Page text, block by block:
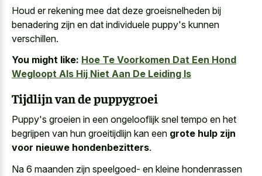
Houd errekening mee dat deze groeisnelheden bij
benadering zijn en dat individuele puppy's kunnen
verschillen.
You might like: Hoe Te Voorkomen Dat Een Hond
Wegloopt Als Hij Niet Aan De Leiding Is
Tijdlijn van de puppygroei
Puppy's groeien in een ongelooflijk snel tempo en het
begrijpen van hun groeitijdlijn kan een grote hulp zijn
voor nieuwe hondenbezitters.
Na 6 maanden zijn speelgoed- en kleine hondenrassen